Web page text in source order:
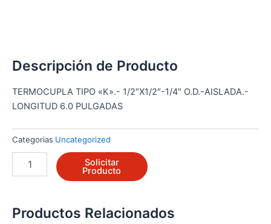
Descripción de Producto
TERMOCUPLA TIPO «K».- 1/2″X1/2″-1/4″ O.D.-AISLADA.-
LONGITUD 6.0 PULGADAS
Categorias Uncategorized
NMA2-
4.0
cantidad
Solicitar
Producto
Productos Relacionados